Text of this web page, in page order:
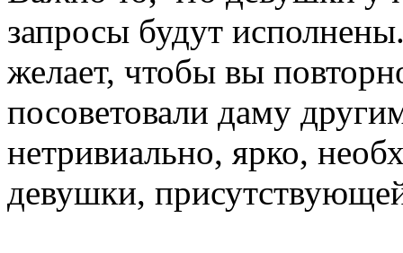
запросы будут
желает, чтобы вы
посоветовали даму
нетривиально, ярко,
девушки,